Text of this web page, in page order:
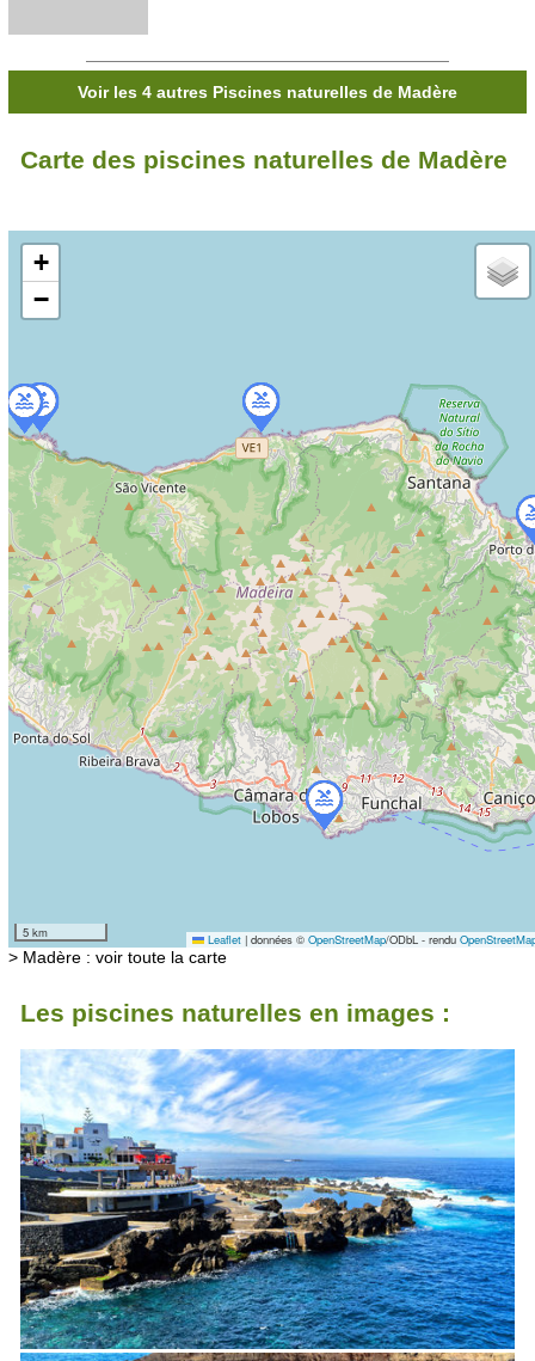
Voir les 4 autres Piscines naturelles de Madère
Carte des piscines naturelles de Madère
+
−
5 km Leaflet |données © OpenStreetMap/ODbL - rendu
> Madère : voir toute la carte
Les piscines naturelles en images :